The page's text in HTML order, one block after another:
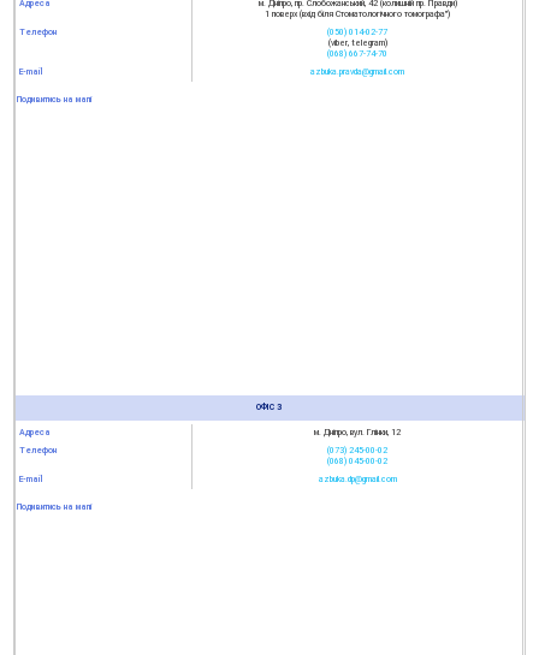
Адреса
м. Дніпро, пр. Слобожанський, 42 (колишній пр. Правди)
1 поверх (вхід біля Стоматологічного томографа")
Телефон
(050) 014-02-77
(viber, telegram)
(068) 667-74-70
E-mail
azbuka.pravda@gmail.com
Подивитись на мапі
ОФІС 3
Адреса
м. Дніпро, вул. Глінки, 12
Телефон
(073) 245-00-02
(068) 045-00-02
E-mail
azbuka.dp@gmail.com
Подивитись на мапі